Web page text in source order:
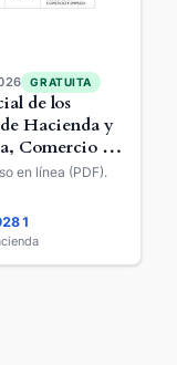
GRATUITA
de los
Hacienda y
Comercio y
en línea (PDF).